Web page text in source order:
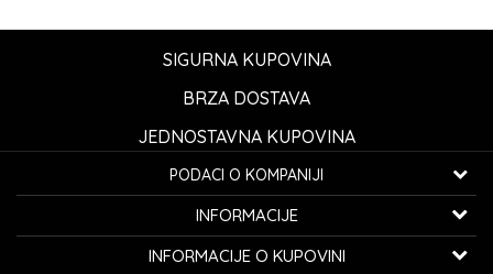
SIGURNA KUPOVINA
BRZA DOSTAVA
JEDNOSTAVNA KUPOVINA
PODACI O KOMPANIJI
K...G... Fashion d.o.o.
Bulevar oslobođenja 41 32000 Čačak, Srbija
INFORMACIJE
O nama
INFORMACIJE O KUPOVINI